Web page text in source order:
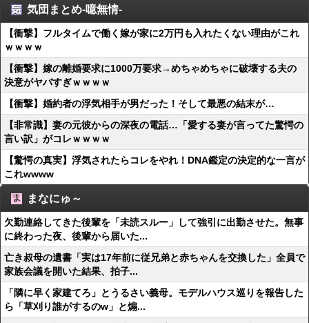
気団まとめ-噫無情-
【衝撃】フルタイムで働く嫁が家に2万円も入れたくない理由がこれ
ｗｗｗｗ
【衝撃】嫁の離婚要求に1000万要求→めちゃめちゃに破壊する夫の
決意がヤバすぎｗｗｗｗ
【衝撃】婚約者の浮気相手が男だった！そして最悪の結末が…
【非常識】妻の元彼からの深夜の電話…「愛する妻が言ってた驚愕の
言い訳」がコレｗｗｗｗ
【驚愕の真実】浮気されたらコレをやれ！DNA鑑定の決定的な一言が
これwwww
まなにゅ～
欠勤連絡してきた後輩を「未読スルー」して強引に出勤させた。無事
に終わった夜、後輩から届いた...
亡き叔母の遺書「実は17年前に従兄弟と赤ちゃんを交換した」全員で
家族会議を開いた結果、拍子...
「隣に早く家建てろ」とうるさい義母。モデルハウス巡りを報告した
ら「草刈り誰がするのw」と煽...